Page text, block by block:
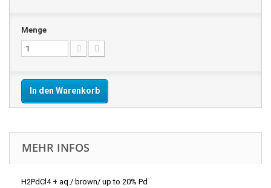
Menge
In den Warenkorb
MEHR INFOS
H2PdCl4 + aq./ brown/ up to 20% Pd